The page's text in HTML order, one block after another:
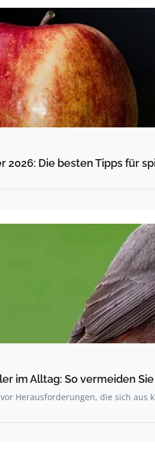
2026: Die besten Tipps für
im Alltag: So vermeiden
Herausforderungen, die sich aus